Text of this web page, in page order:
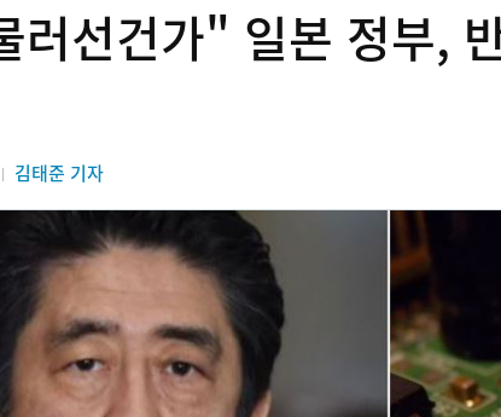
러선건가" 일본 정부,
| 김태준 기자